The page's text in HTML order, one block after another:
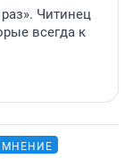
Читинец
всегда к
МНЕНИЕ